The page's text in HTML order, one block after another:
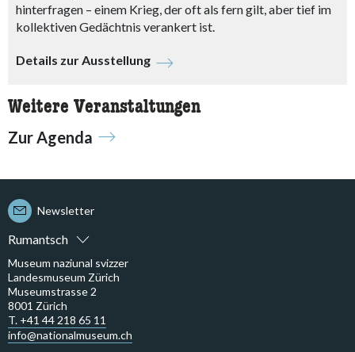
hinterfragen – einem Krieg, der oft als fern gilt, aber tief im
kollektiven Gedächtnis verankert ist.
Details zur Ausstellung
Weitere Veranstaltungen
Zur Agenda
Rumantsch
Newsletter
Museum naziunal svizzer
Landesmuseum Zürich
Museumstrasse 2
8001 Zürich
T. +41 44 218 65 11
info@nationalmuseum.ch